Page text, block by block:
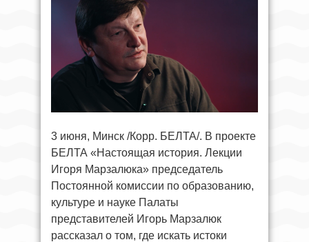
3 июня, Минск /Корр. БЕЛТА/. В проекте
БЕЛТА «Настоящая история. Лекции
Игоря Марзалюка» председатель
Постоянной комиссии по образованию,
культуре и науке Палаты
представителей Игорь Марзалюк
рассказал о том, где искать истоки